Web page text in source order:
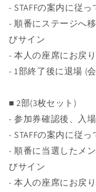
- STAFFの案内に従っ
- 順番にステージへ
びサイン
- 本人の座席にお戻
- 1部終了後に退場 (
■ 2部(3枚セット)
- 参加券確認後、入場
- STAFFの案内に従っ
- 順番に当選したメ
びサイン
- 本人の座席にお戻